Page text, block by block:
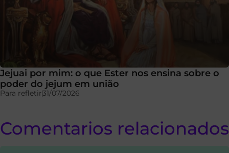
Jejuai por mim: o que Ester nos ensina sobre o
poder do jejum em união
Para refletir31/07/2026
Comentarios relacionados